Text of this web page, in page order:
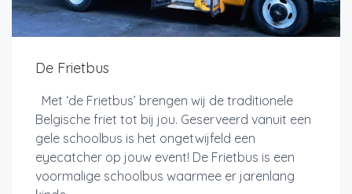
De Frietbus
Met ‘de Frietbus’ brengen wij de traditionele
Belgische friet tot bij jou. Geserveerd vanuit een
gele schoolbus is het ongetwijfeld een
eyecatcher op jouw event! De Frietbus is een
voormalige schoolbus waarmee er jarenlang